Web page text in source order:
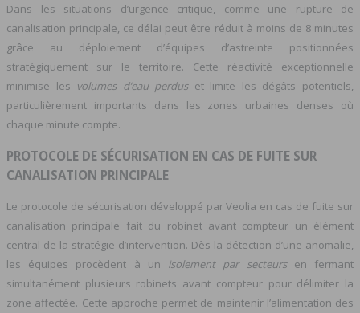
Dans les situations d’urgence critique, comme une rupture de
canalisation principale, ce délai peut être réduit à moins de 8 minutes
grâce au déploiement d’équipes d’astreinte positionnées
stratégiquement sur le territoire. Cette réactivité exceptionnelle
minimise les volumes d’eau perdus et limite les dégâts potentiels,
particulièrement importants dans les zones urbaines denses où
chaque minute compte.
PROTOCOLE DE SÉCURISATION EN CAS DE FUITE SUR
CANALISATION PRINCIPALE
Le protocole de sécurisation développé par Veolia en cas de fuite sur
canalisation principale fait du robinet avant compteur un élément
central de la stratégie d’intervention. Dès la détection d’une anomalie,
les équipes procèdent à un isolement par secteurs en fermant
simultanément plusieurs robinets avant compteur pour délimiter la
zone affectée. Cette approche permet de maintenir l’alimentation des